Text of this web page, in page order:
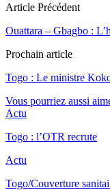
Article Précédent
Ouattara – Gbagbo :
Prochain article
Togo : Le ministre
Vous pourriez aussi
Actu
Togo : l’OTR recrute
Actu
Togo/Couverture